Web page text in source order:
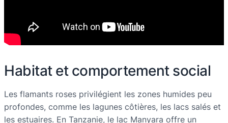
Habitat et comportement social
Les flamants roses privilégient les zones humides peu
profondes, comme les lagunes côtières, les lacs salés et
les estuaires. En Tanzanie, le lac Manyara offre un